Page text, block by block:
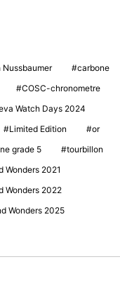
Nussbaumer
carbone
COSC-chronometre
Watch Days 2024
Limited Edition
or
grade 5
tourbillon
Wonders 2021
Wonders 2022
Wonders 2025